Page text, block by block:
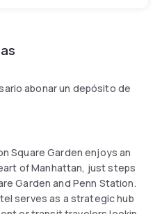
abonar un depósito de
Square Garden enjoys an
of Manhattan, just steps
Garden and Penn Station.
serves as a strategic hub